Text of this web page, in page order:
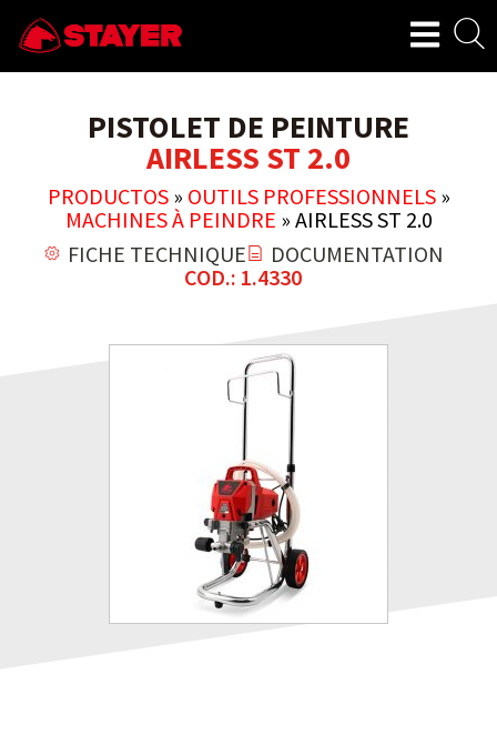
PISTOLET DE PEINTURE
AIRLESS ST 2.0
PRODUCTOS» OUTILS PROFESSIONNELS»
MACHINES À PEINDRE » AIRLESS ST 2.0
FICHE TECHNIQUE
DOCUMENTATION
COD.: 1.4330